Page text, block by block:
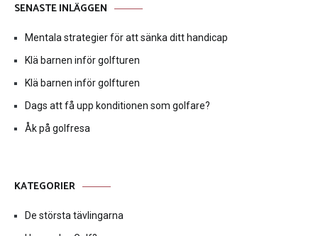
SENASTE INLÄGGEN
Mentala strategier för att sänka ditt handicap
Klä barnen inför golfturen
Klä barnen inför golfturen
Dags att få upp konditionen som golfare?
Åk på golfresa
KATEGORIER
De största tävlingarna